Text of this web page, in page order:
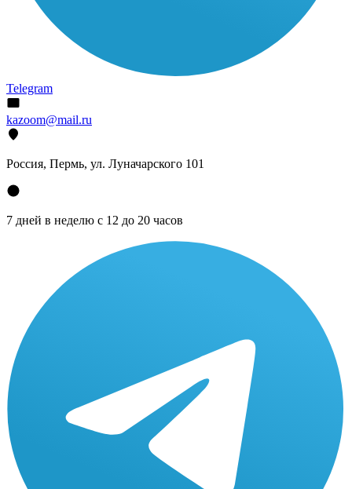
Telegram
kazoom@mail.ru
Россия, Пермь, ул. Луначарского 101
7 дней в неделю с 12 до 20 часов